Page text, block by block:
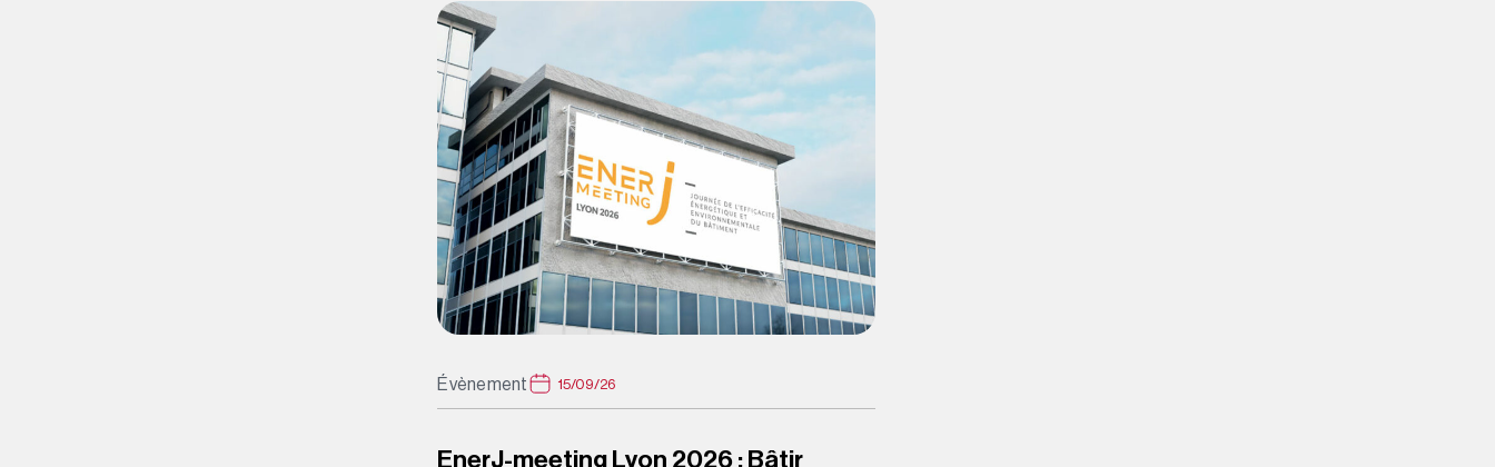
Évènement 15/09/26
EnerJ-meeting Lyon 2026 : Bâtir